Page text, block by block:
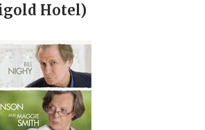
Hotel)